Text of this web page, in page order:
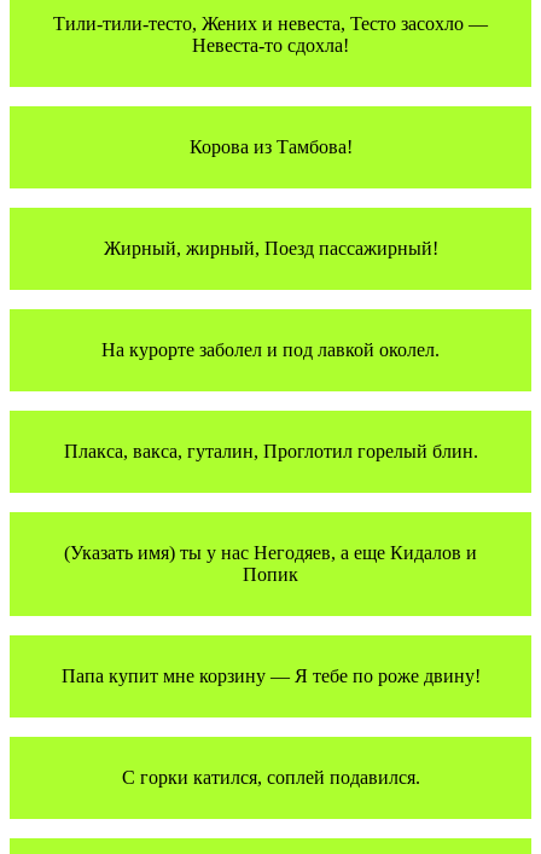
Тили-тили-тесто, Жених и невеста, Тесто засохло —
Невеста-то сдохла!
Корова из Тамбова!
Жирный, жирный, Поезд пассажирный!
На курорте заболел и под лавкой околел.
Плакса, вакса, гуталин, Проглотил горелый блин.
(Указать имя) ты у нас Негодяев, а еще Кидалов и
Попик
Папа купит мне корзину — Я тебе по роже двину!
С горки катился, соплей подавился.